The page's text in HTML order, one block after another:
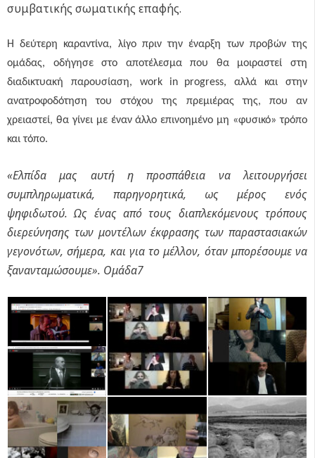
συμβατικής σωματικής επαφής.
Η δεύτερη καραντίνα, λίγο πριν την έναρξη των προβών της
ομάδας, οδήγησε στο αποτέλεσμα που θα μοιραστεί στη
διαδικτυακή παρουσίαση, work in progress, αλλά και στην
ανατροφοδότηση του στόχου της πρεμιέρας της, που αν
χρειαστεί, θα γίνει με έναν άλλο επινοημένο μη «φυσικό» τρόπο
και τόπο.
«Ελπίδα μας αυτή η προσπάθεια να λειτουργήσει
συμπληρωματικά, παρηγορητικά, ως μέρος ενός
ψηφιδωτού. Ως ένας από τους διαπλεκόμενους τρόπους
διερεύνησης των μοντέλων έκφρασης των παραστασιακών
γεγονότων, σήμερα, και για το μέλλον, όταν μπορέσουμε να
ξανανταμώσουμε». Ομάδα7